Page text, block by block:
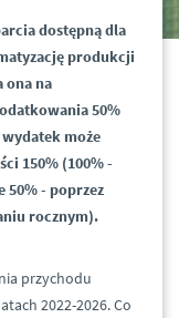
dostępną dla
produkcji
ona na
50%
może
150% (100% -
50% - poprzez
rocznym).
przychodu
2022-2026. Co